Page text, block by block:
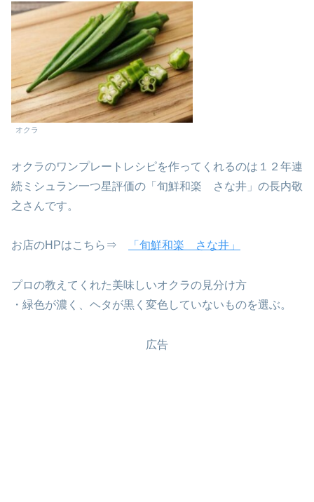
オクラ
オクラのワンプレートレシピを作ってくれるのは１２年連
続ミシュラン一つ星評価の「旬鮮和楽 さな井」の長内敬
之さんです。
お店のHPはこちら⇒ 「旬鮮和楽 さな井」
プロの教えてくれた美味しいオクラの見分け方
・緑色が濃く、ヘタが黒く変色していないものを選ぶ。
広告